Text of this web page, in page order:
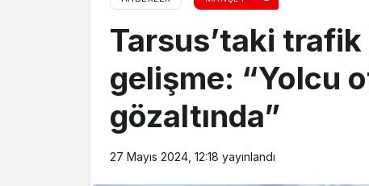
Tarsus’taki trafik
gelişme: “Yolcu
gözaltında”
27 Mayıs 2024, 12:18 yayınlandı